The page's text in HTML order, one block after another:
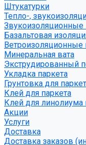
Штукатурки
Тепло-,
Базальтовая
Минеральная вата
Экструдированный
Укладка паркета
Грунтовка для
Клей для паркета
Клей для линолиума
Акции
Услуги
Доставка
Доставка заказов